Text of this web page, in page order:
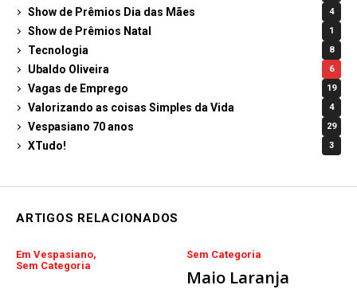
Show de Prêmios Dia das Mães 4
Show de Prêmios Natal 1
Tecnologia 8
Ubaldo Oliveira 6
Vagas de Emprego 19
Valorizando as coisas Simples da Vida 4
Vespasiano 70 anos 29
XTudo! 3
ARTIGOS RELACIONADOS
Em Vespasiano
Sem Categoria
Sem Categoria
Maio Laranja